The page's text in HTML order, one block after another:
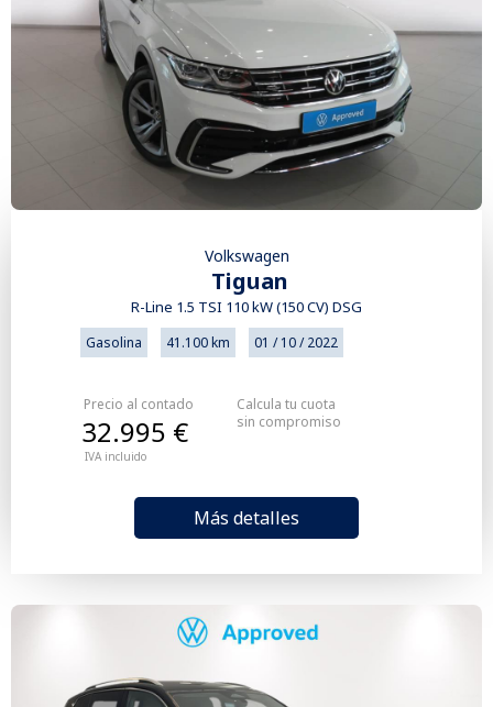
Volkswagen
Tiguan
R-Line 1.5 TSI 110 kW (150 CV) DSG
Gasolina 41.100 km 01 / 10 / 2022
Precio al contado
IVA incluido
32.995 €
Más detalles
Calcula tu cuota
sin compromiso